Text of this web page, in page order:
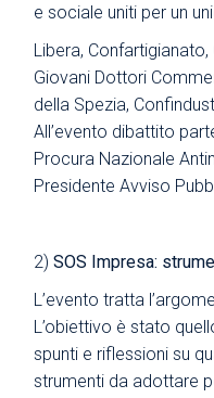
e sociale uniti per un
Libera,
Giovani Dottori
della Spezia,
All’evento dibattito
Procura Nazionale
Presidente Avviso
2)SOS Impresa:
L’evento tratta
L’obiettivo è stato
spunti e riflessioni su
strumenti da adottare